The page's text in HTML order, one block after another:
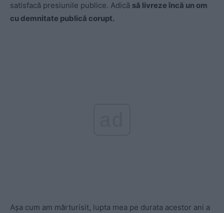
satisfacă presiunile publice. Adică să livreze încă un om
cu demnitate publică corupt.
Așa cum am mărturisit, lupta mea pe durata acestor ani a